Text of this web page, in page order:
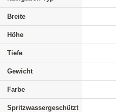
Breite
Höhe
Tiefe
Gewicht
Farbe
Spritzwassergeschützt